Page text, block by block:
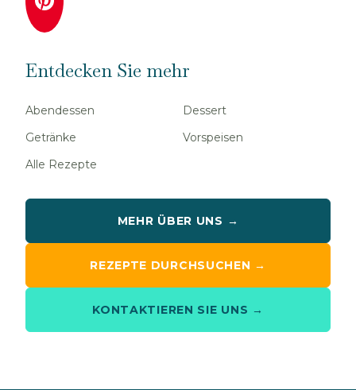
Entdecken Sie mehr
Abendessen
Dessert
Getränke
Vorspeisen
Alle Rezepte
MEHR ÜBER UNS →
REZEPTE DURCHSUCHEN →
KONTAKTIEREN SIE UNS →